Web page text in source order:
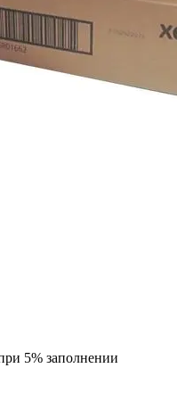
5% заполнении